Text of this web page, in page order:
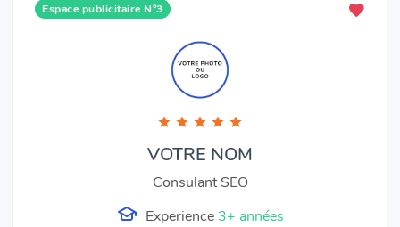
Espace publicitaire N°3
VOTRE NOM
Consulant SEO
Experience 3+ années